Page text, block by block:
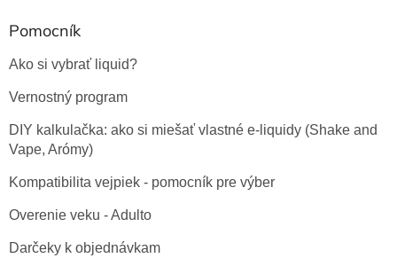
Pomocník
Ako si vybrať liquid?
Vernostný program
DIY kalkulačka: ako si miešať vlastné e-liquidy (Shake and
Vape, Arómy)
Kompatibilita vejpiek - pomocník pre výber
Overenie veku - Adulto
Darčeky k objednávkam